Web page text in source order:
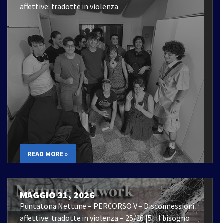
affettive: tradotte in violenza
READ MORE »
MAGGIO 31, 2026
Puntatona Nettune – PERCORSO V – Disconnessioni
affettive: tradotte in violenza – 25/26 |5| Il bisogno